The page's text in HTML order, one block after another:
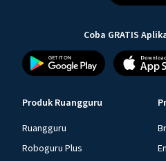
Coba GRATIS
Produk Ruangguru
Ruangguru
Roboguru Plus